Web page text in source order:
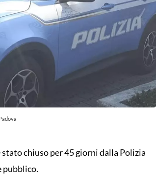
chiuso per 45 giorni dalla Polizia
pubblico.